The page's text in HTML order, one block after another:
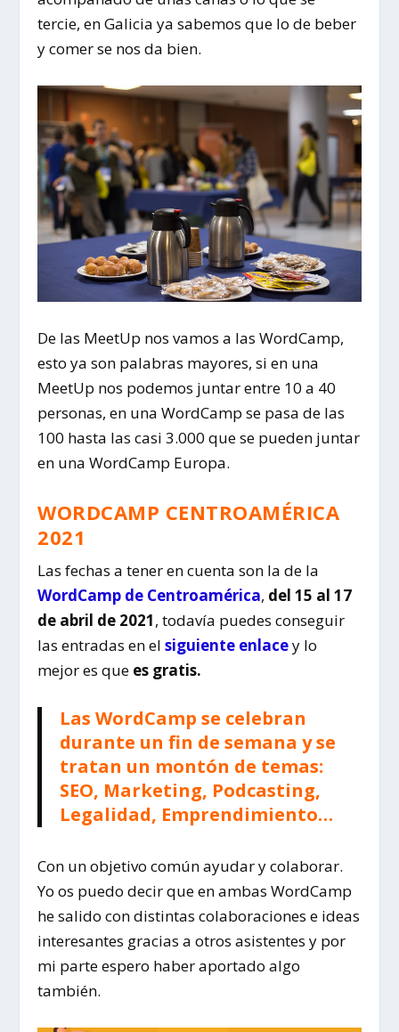
tercie, en Galicia ya sabemos que lo de beber
y comer se nos da bien.
De las MeetUp nos vamos a las WordCamp,
esto ya son palabras mayores, si en una
MeetUp nos podemos juntar entre 10 a 40
personas, en una WordCamp se pasa de las
100 hasta las casi 3.000 que se pueden juntar
en una WordCamp Europa.
WORDCAMP CENTROAMÉRICA
2021
Las fechas a tener en cuenta son la de la
WordCamp de Centroamérica, del 15 al 17
de abril de 2021, todavía puedes conseguir
las entradas en elsiguiente enlacey lo
mejor es que es gratis.
Las WordCamp se celebran
durante un fin de semana y se
tratan un montón de temas:
SEO, Marketing, Podcasting,
Legalidad, Emprendimiento…
Con un objetivo común ayudar y colaborar.
Yo os puedo decir que en ambas WordCamp
he salido con distintas colaboraciones e ideas
interesantes gracias a otros asistentes y por
mi parte espero haber aportado algo
también.